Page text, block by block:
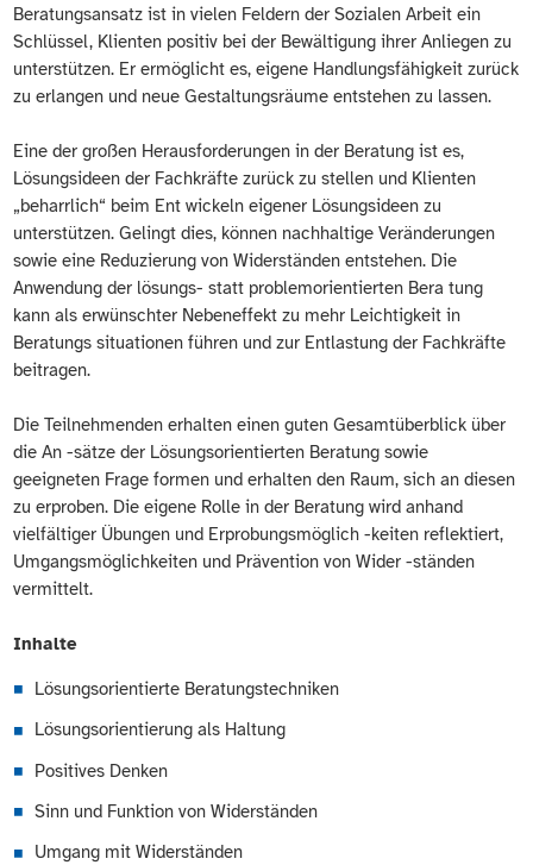
Beratungsansatz ist in vielen Feldern der Sozialen Arbeit ein
Schlüssel, Klienten positiv bei der Bewältigung ihrer Anliegen zu
unterstützen. Er ermöglicht es, eigene Handlungsfähigkeit zurück
zu erlangen und neue Gestaltungsräume entstehen zu lassen.
Eine der großen Herausforderungen in der Beratung ist es,
Lösungsideen der Fachkräfte zurück zu stellen und Klienten
„beharrlich“ beim Ent wickeln eigener Lösungsideen zu
unterstützen. Gelingt dies, können nachhaltige Veränderungen
sowie eine Reduzierung von Widerständen entstehen. Die
Anwendung der lösungs- statt problemorientierten Bera tung
kann als erwünschter Nebeneffekt zu mehr Leichtigkeit in
Beratungs situationen führen und zur Entlastung der Fachkräfte
beitragen.
Die Teilnehmenden erhalten einen guten Gesamtüberblick über
die An -sätze der Lösungsorientierten Beratung sowie
geeigneten Frage formen und erhalten den Raum, sich an diesen
zu erproben. Die eigene Rolle in der Beratung wird anhand
vielfältiger Übungen und Erprobungsmöglich -keiten reflektiert,
Umgangsmöglichkeiten und Prävention von Wider -ständen
vermittelt.
Inhalte
Lösungsorientierte Beratungstechniken
Lösungsorientierung als Haltung
Positives Denken
Sinn und Funktion von Widerständen
Umgang mit Widerständen